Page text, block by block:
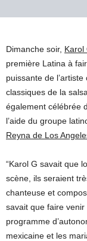
Dimanche soir, Karol
première Latina à
puissante de
classiques de la
également célébrée
l’aide du groupe
Reyna de Los
“Karol G savait que
scène, ils seraient
chanteuse et
savait que faire
programme
mexicaine et les